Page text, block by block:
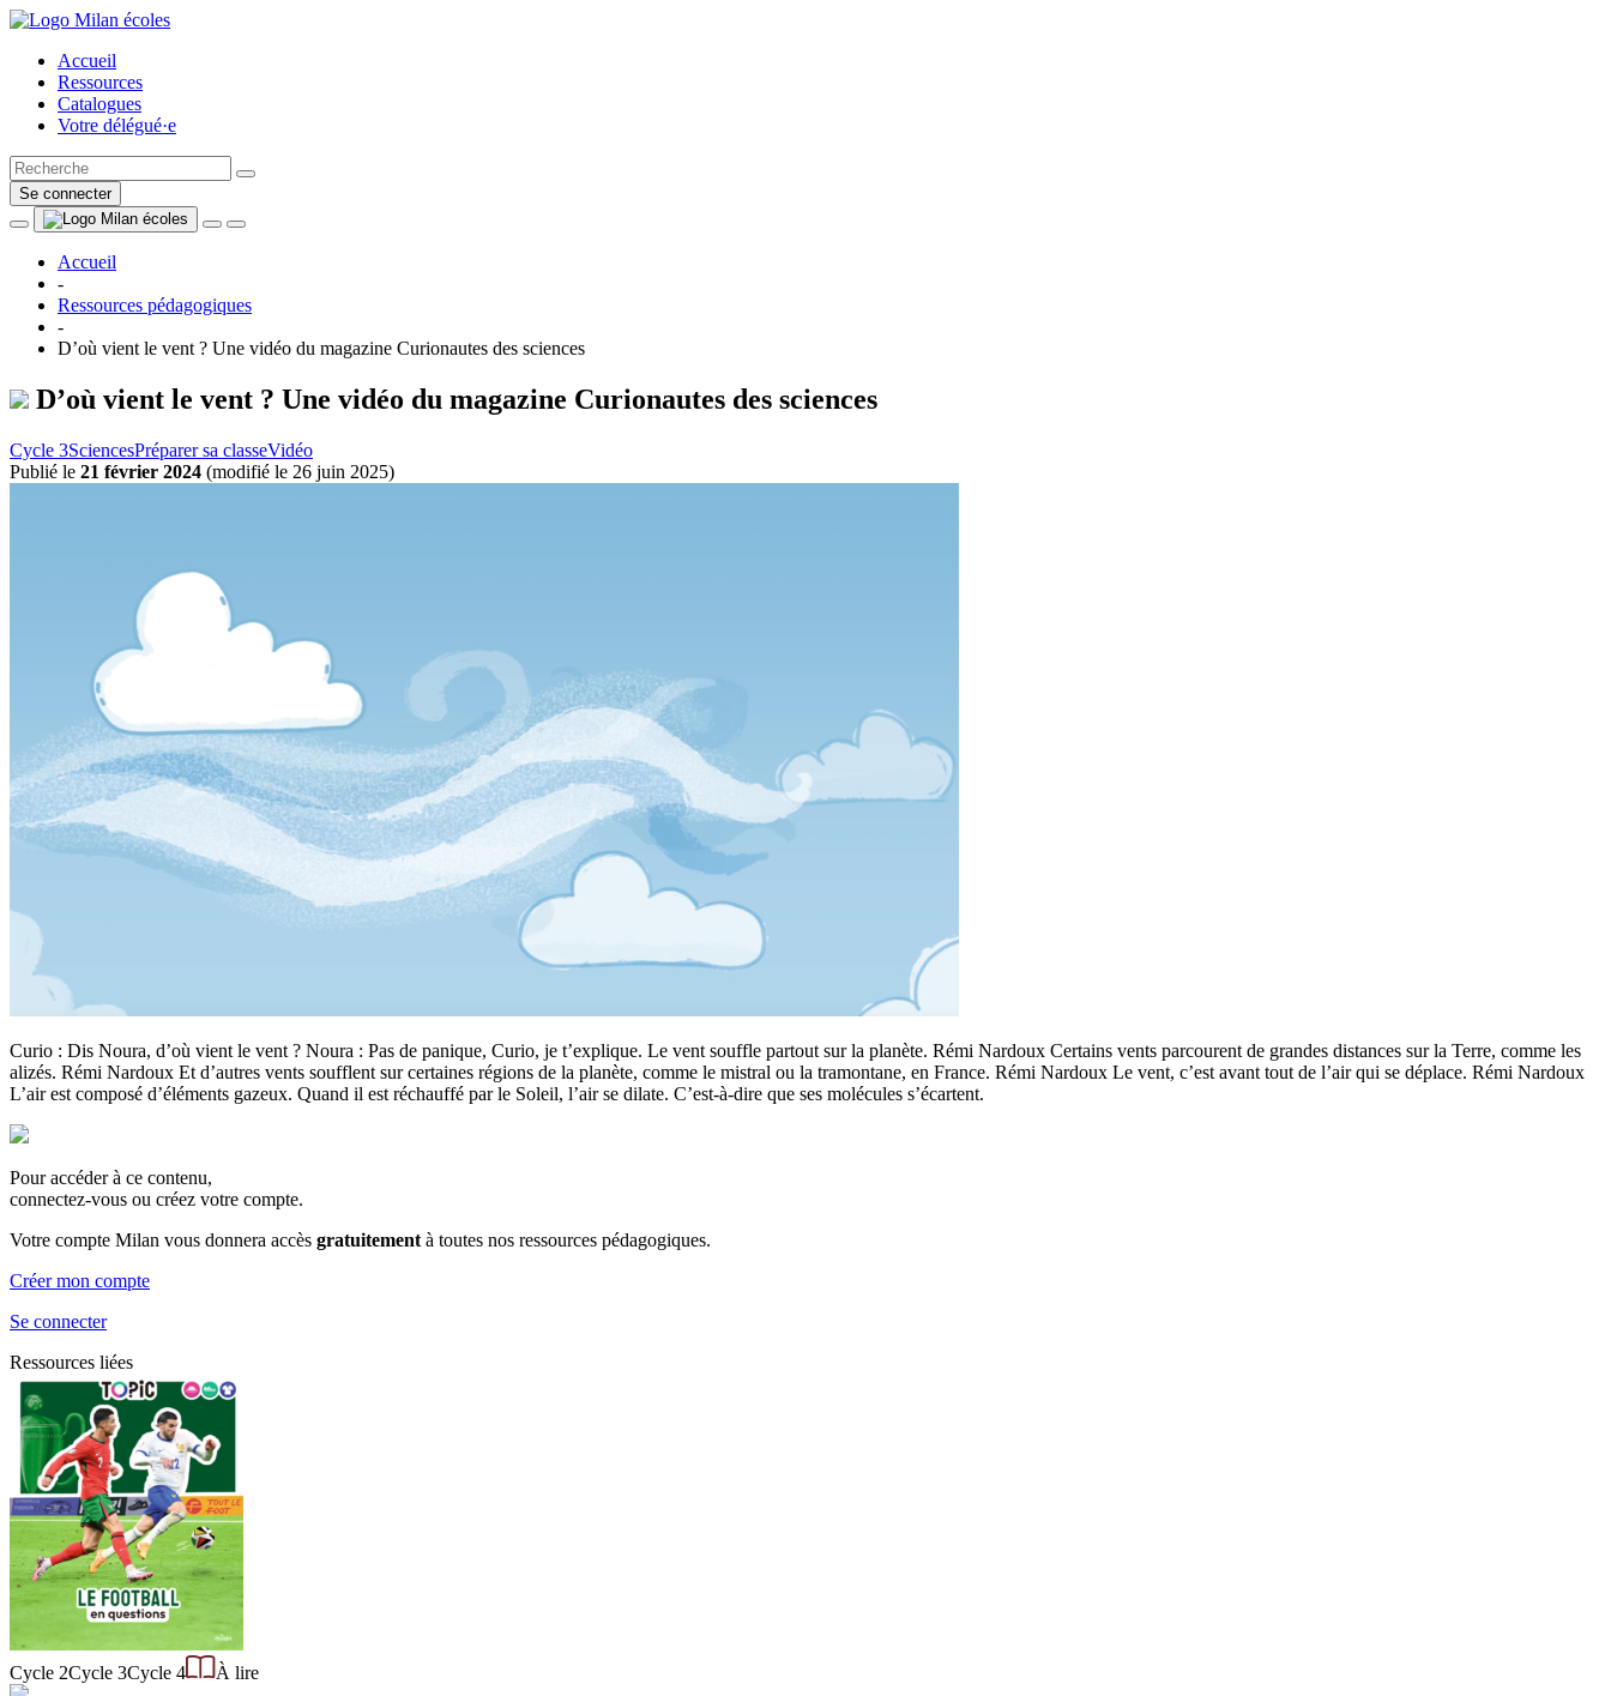
Accueil
Ressources
Catalogues
Votre délégué·e
Se connecter
Accueil
-
Ressources pédagogiques
-
D’où vient le vent ? Une vidéo du magazine Curionautes des sciences
D’où vient le vent ? Une vidéo du magazine Curionautes des sciences
Cycle 3SciencesPréparer sa classeVidéo
Publié le 21 février 2024 (modifié le 26 juin 2025)
Curio : Dis Noura, d’où vient le vent ? Noura : Pas de panique, Curio, je t’explique. Le vent souffle partout sur la planète. Rémi Nardoux Certains vents parcourent de grandes distances sur la Terre, comme les
alizés. Rémi Nardoux Et d’autres vents soufflent sur certaines régions de la planète, comme le mistral ou la tramontane, en France. Rémi Nardoux Le vent, c’est avant tout de l’air qui se déplace. Rémi Nardoux
L’air est composé d’éléments gazeux. Quand il est réchauffé par le Soleil, l’air se dilate. C’est-à-dire que ses molécules s’écartent.
Pour accéder à ce contenu,
connectez-vous ou créez votre compte.
Votre compte Milan vous donnera accès gratuitement à toutes nos ressources pédagogiques.
Créer mon compte
Se connecter
Ressources liées
Cycle 2Cycle 3Cycle 4 À lire